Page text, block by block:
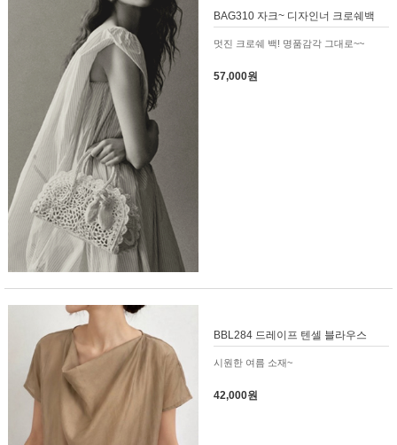
BAG310 자크~ 디자인너 크로쉐백
멋진 크로쉐 백! 명품감각 그대로~~
57,000원
BBL284 드레이프 텐셀 블라우스
시원한 여름 소재~
42,000원